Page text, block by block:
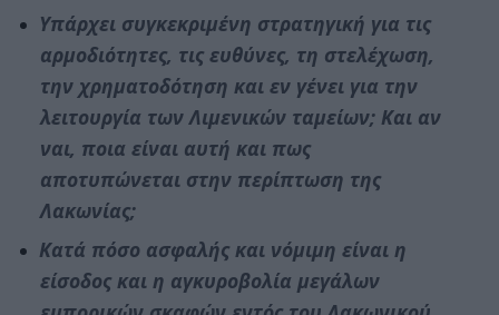
Υπάρχει συγκεκριμένη στρατηγική για τις
αρμοδιότητες, τις ευθύνες, τη στελέχωση,
την χρηματοδότηση και εν γένει για την
λειτουργία των Λιμενικών ταμείων; Και αν
ναι, ποια είναι αυτή και πως
αποτυπώνεται στην περίπτωση της
Λακωνίας;
Κατά πόσο ασφαλής και νόμιμη είναι η
είσοδος και η αγκυροβολία μεγάλων